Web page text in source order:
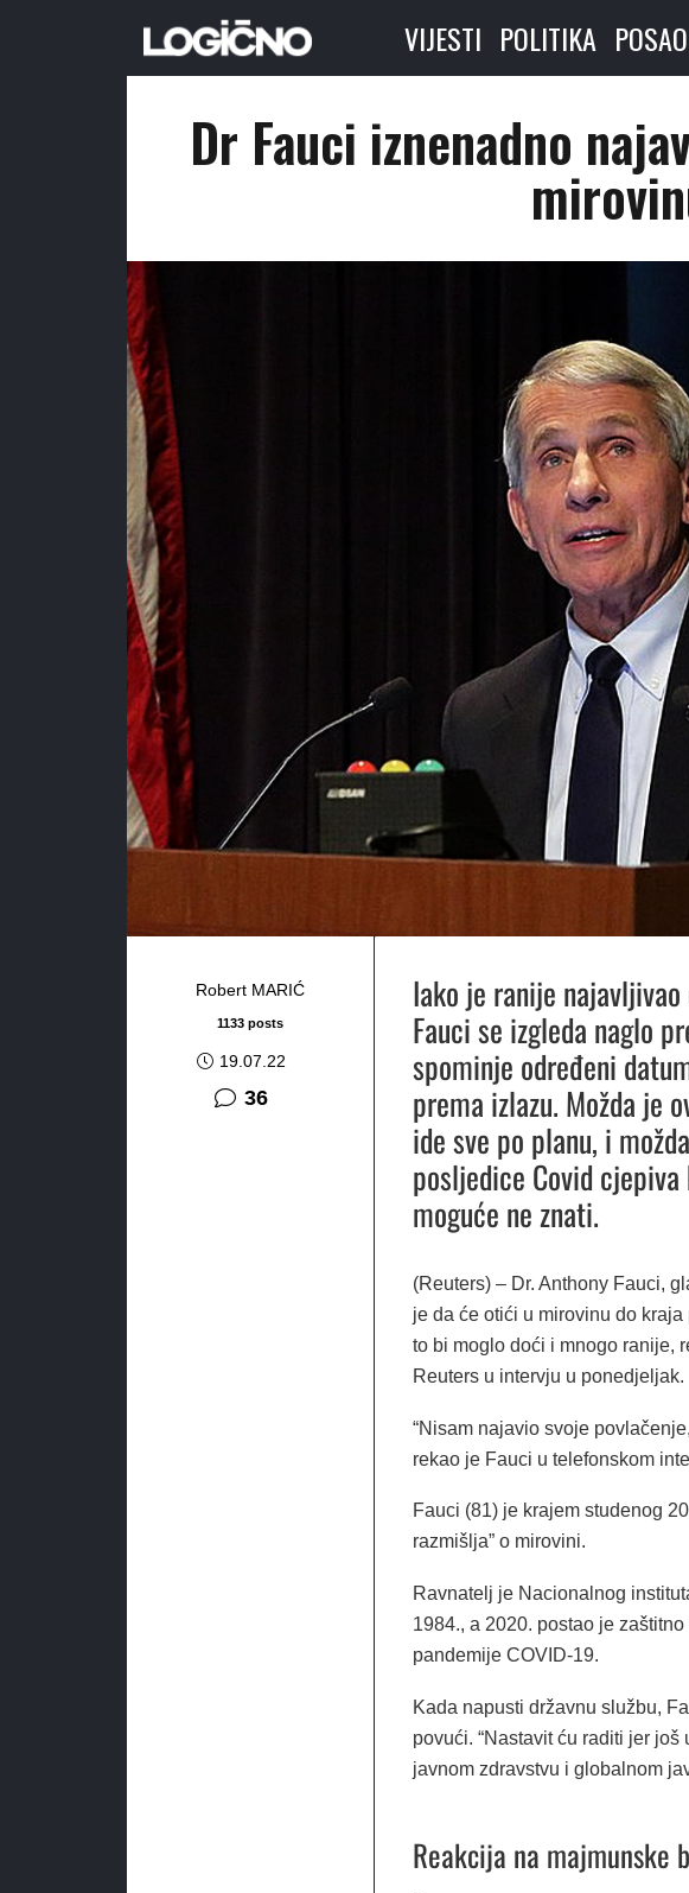
VIJESTI POLITIKA
Dr Fauci iznenadno
Robert MARIĆ
1133 posts
19.07.22
36komentara
Iako je ranije
Fauci se izgleda naglo
spominje određeni
prema izlazu. Možda je
ide sve po planu, i
posljedice Covid
moguće ne znati.
(Reuters) – Dr. Anthony Fauci,
je da će otići u mirovinu do
to bi moglo doći i mnogo ranije,
Reuters u intervju u ponedjeljak.
“Nisam najavio svoje
rekao je Fauci u telefonskom
Fauci (81) je krajem studenog
razmišlja” o mirovini.
Ravnatelj je Nacionalnog
1984., a 2020. postao je
pandemije COVID-19.
Kada napusti državnu službu,
povući. “Nastavit ću raditi jer
javnom zdravstvu i globalnom
Reakcija na majmunske